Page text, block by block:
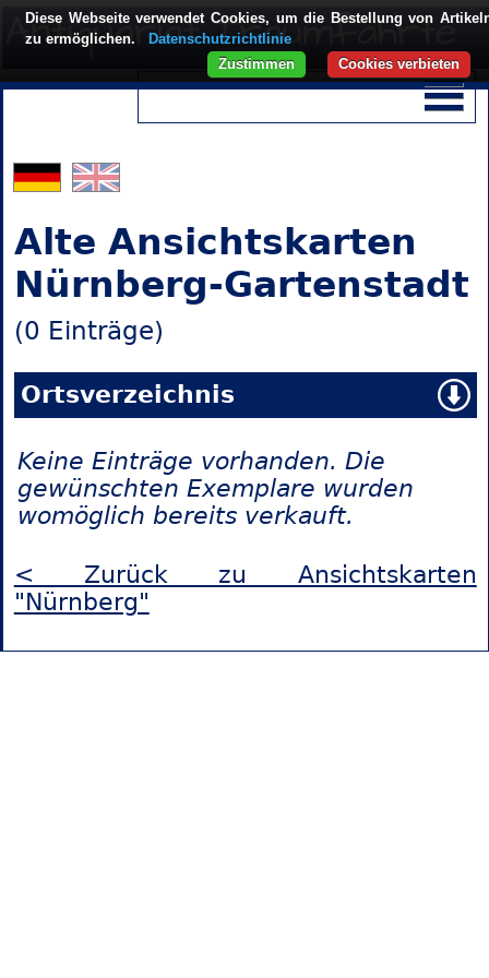
Alte Ansichtskarten
Nürnberg-Gartenstadt
(0 Einträge)
Ortsverzeichnis
Keine Einträge vorhanden. Die
gewünschten Exemplare wurden
womöglich bereits verkauft.
< Zurück zu Ansichtskarten
"Nürnberg"
Diese Webseite verwendet Cookies, um die Bestellung von
zu ermöglichen.
Datenschutzrichtlinie
Cookies verbieten
Zustimmen